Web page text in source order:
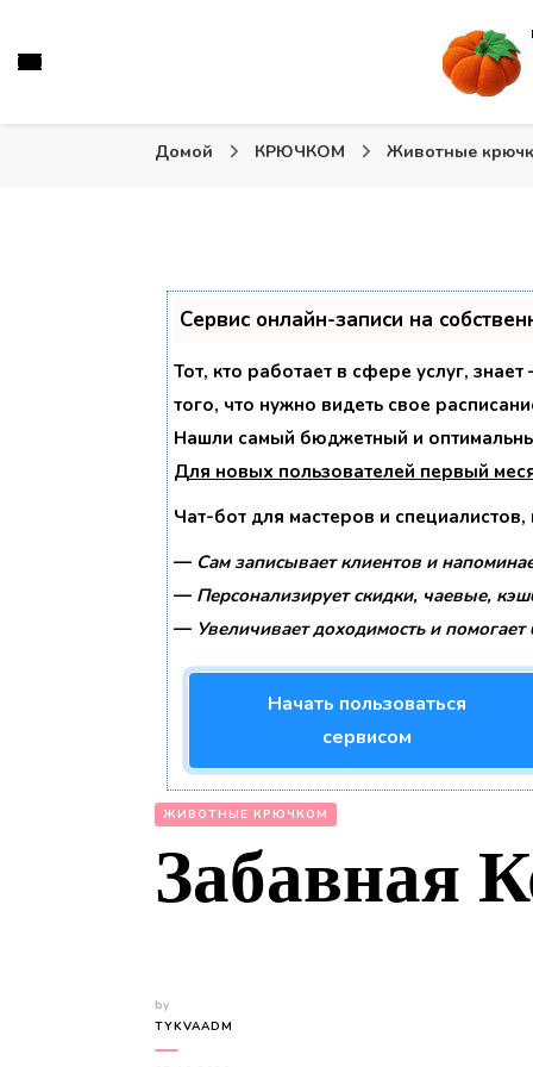
Тыква: Вяжем игрушки
Домой КРЮЧКОМ Животные
Сервис онлайн-записи на
Тот, кто работает в сфере услуг,
того, что нужно видеть свое
Нашли самый бюджетный и
Для новых пользователей первый
Чат-бот для мастеров и
— Сам записывает клиентов и
— Персонализирует скидки, чаевые,
— Увеличивает доходимость и
Начать пользоваться
сервисом
ЖИВОТНЫЕ КРЮЧКОМ
Забавная
by
TYKVAADM